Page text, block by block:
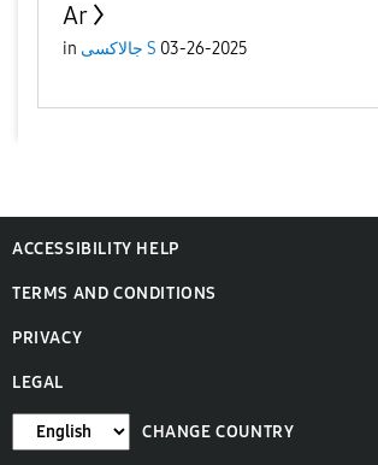
Ar
in جالاكسى S 03-26-2025
ACCESSIBILITY HELP
TERMS AND CONDITIONS
PRIVACY
LEGAL
CHANGE COUNTRY